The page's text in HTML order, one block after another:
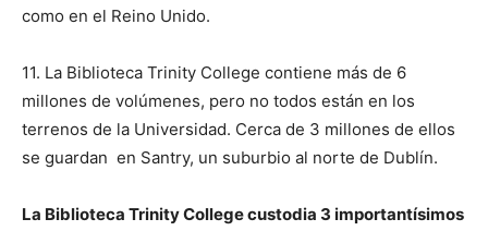
como en el Reino Unido.
11. La Biblioteca Trinity College contiene más de 6
millones de volúmenes, pero no todos están en los
terrenos de la Universidad. Cerca de 3 millones de ellos
se guardan en Santry, un suburbio al norte de Dublín.
La Biblioteca Trinity College custodia 3 importantísimos